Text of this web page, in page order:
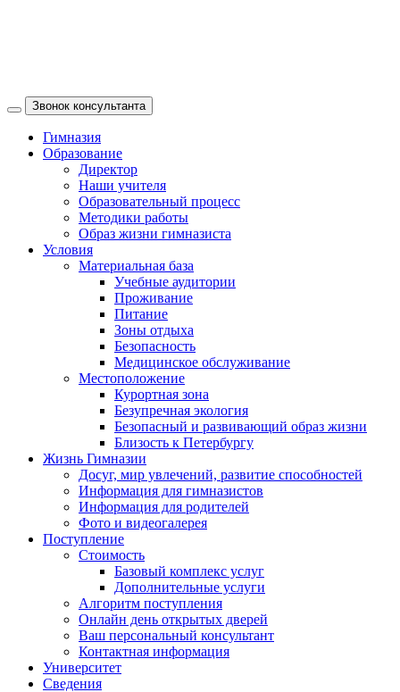
Звонок консультанта
Гимназия
Образование
Директор
Наши учителя
Образовательный процесс
Методики работы
Образ жизни гимназиста
Условия
Материальная база
Учебные аудитории
Проживание
Питание
Зоны отдыха
Безопасность
Медицинское обслуживание
Местоположение
Курортная зона
Безупречная экология
Безопасный и развивающий образ жизни
Близость к Петербургу
Жизнь Гимназии
Досуг, мир увлечений, развитие способностей
Информация для гимназистов
Информация для родителей
Фото и видеогалерея
Поступление
Стоимость
Базовый комплекс услуг
Дополнительные услуги
Алгоритм поступления
Онлайн день открытых дверей
Ваш персональный консультант
Контактная информация
Университет
Сведения